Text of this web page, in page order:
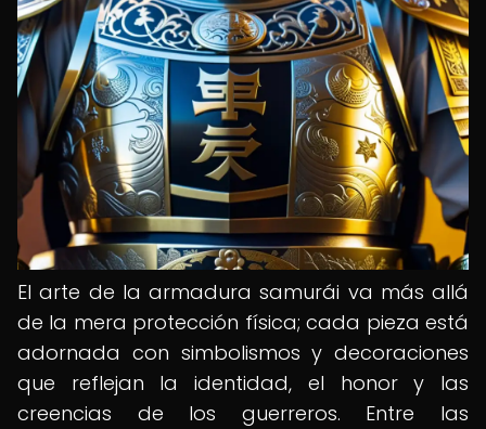
El arte de la armadura samurái va más allá
de la mera protección física; cada pieza está
adornada con simbolismos y decoraciones
que reflejan la identidad, el honor y las
creencias de los guerreros. Entre las